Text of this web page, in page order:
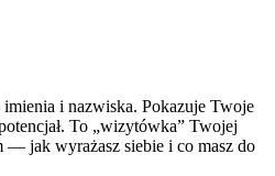
imienia i nazwiska. Pokazuje Twoje
To „wizytówka” Twojej
— jak wyrażasz siebie i co masz do